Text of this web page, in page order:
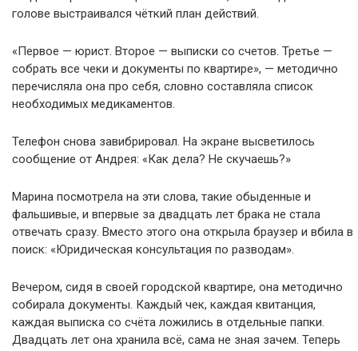
голове выстраивался чёткий план действий.
«Первое — юрист. Второе — выписки со счетов. Третье —
собрать все чеки и документы по квартире», — методично
перечисляла она про себя, словно составляла список
необходимых медикаментов.
Телефон снова завибрировал. На экране высветилось
сообщение от Андрея: «Как дела? Не скучаешь?»
Марина посмотрела на эти слова, такие обыденные и
фальшивые, и впервые за двадцать лет брака не стала
отвечать сразу. Вместо этого она открыла браузер и вбила в
поиск: «Юридическая консультация по разводам».
Вечером, сидя в своей городской квартире, она методично
собирала документы. Каждый чек, каждая квитанция,
каждая выписка со счёта ложились в отдельные папки.
Двадцать лет она хранила всё, сама не зная зачем. Теперь